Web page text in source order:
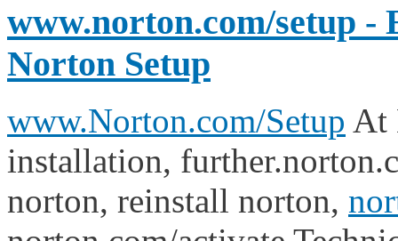
www.norton.com/setup -
Norton Setup
www.Norton.com/Setup At
installation,
norton, reinstall norton,